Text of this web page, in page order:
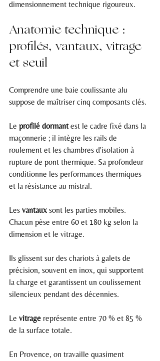
dimensionnement technique rigoureux.
Anatomie technique :
profilés, vantaux, vitrage
et seuil
Comprendre une baie coulissante alu
suppose de maîtriser cinq composants clés.
Le profilé dormant est le cadre fixé dans la
maçonnerie ; il intègre les rails de
roulement et les chambres d'isolation à
rupture de pont thermique. Sa profondeur
conditionne les performances thermiques
et la résistance au mistral.
Les vantaux sont les parties mobiles.
Chacun pèse entre 60 et 180 kg selon la
dimension et le vitrage.
Ils glissent sur des chariots à galets de
précision, souvent en inox, qui supportent
la charge et garantissent un coulissement
silencieux pendant des décennies.
Le vitrage représente entre 70 % et 85 %
de la surface totale.
En Provence, on travaille quasiment